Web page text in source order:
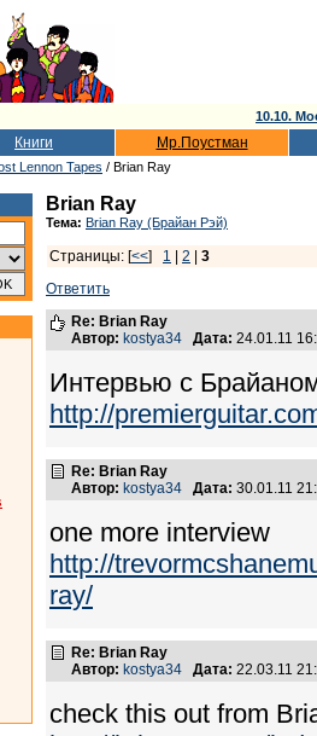
10.10.
Книги Мр.Поустман
Lennon Tapes / Brian Ray
Brian Ray
Тема: Brian Ray (Брайан Рэй)
Страницы: [<<] 1 2
3
Ответить
Re: Brian Ray
Автор: kostya34 Дата: 24.01.11
Интервью с
http://
Re: Brian Ray
Автор: kostya34 Дата: 30.01.11
one more interview
http://
ray/
Re: Brian Ray
Автор: kostya34 Дата: 22.03.11
check this out from